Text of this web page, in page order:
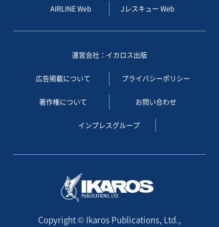
AIRLINE Web Jレスキュー Web
運営会社：イカロス出版
広告掲載について プライバシーポリシー
著作権について お問い合わせ
インプレスグループ
Copyright © Ikaros Publications, Ltd.,